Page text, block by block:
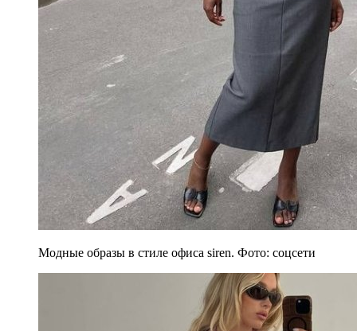
Модные образы в стиле офиса siren. Фото: соцсети